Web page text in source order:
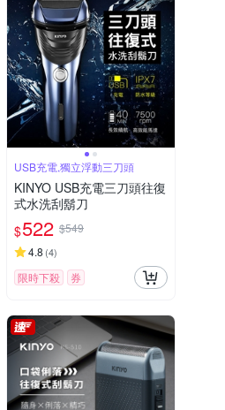
USB充電,獨立浮動三刀頭
KINYO USB充電三刀頭往復
式水洗刮鬍刀
$522 $549
4.8 (4)
限時下殺 券